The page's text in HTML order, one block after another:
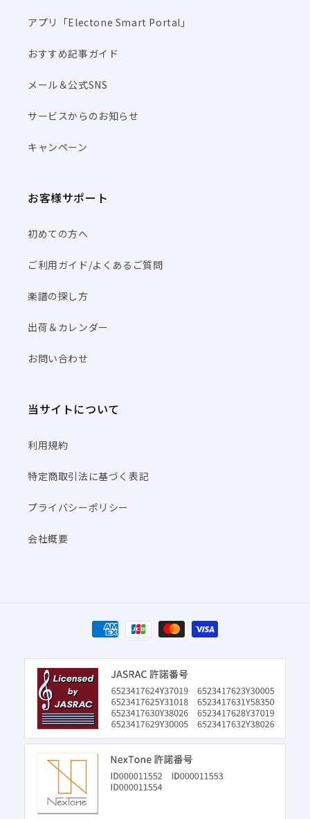
アプリ「Electone Smart Portal」
おすすめ記事ガイド
メール＆公式SNS
サービスからのお知らせ
キャンペーン
お客様サポート
初めての方へ
ご利用ガイド/よくあるご質問
楽譜の探し方
出荷＆カレンダー
お問い合わせ
当サイトについて
利用規約
特定商取引法に基づく表記
プライバシーポリシー
会社概要
決
済
方
法